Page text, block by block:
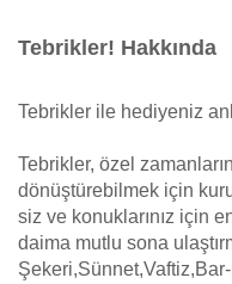
Tebrikler! Hakkında
Tebrikler ile hediyeniz
Tebrikler, özel
dönüştürebilmek için
siz ve konuklarınız için
daima mutlu sona